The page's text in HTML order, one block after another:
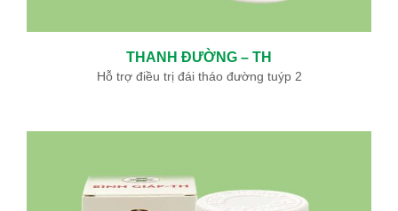
THANH ĐƯỜNG – TH
Hỗ trợ điều trị đái tháo đường tuýp 2